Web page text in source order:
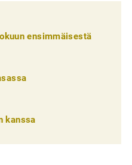
ensimmäisestä
kanssa